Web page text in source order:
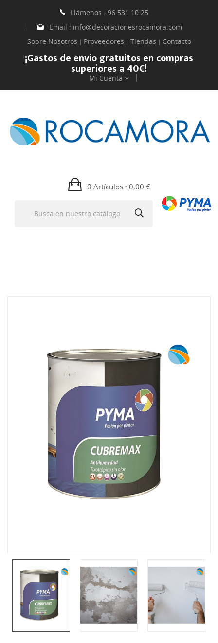
Llámenos : 96 531 10 25
Email : info@decoracionesrocamora.com
Sobre Nosotros | Proveedores | Tiendas | Contacto
¡Gastos de envío gratuitos en compras
superiores a 40€!
Mi Cuenta
0 Artículos: 0,00 €